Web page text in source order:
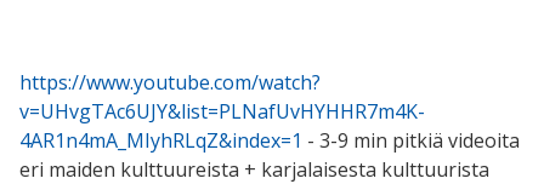
https://www.youtube.com/watch?
v=UHvgTAc6UJY&list=PLNafUvHYHHR7m4K-
4AR1n4mA_MIyhRLqZ&index=1 - 3-9 min pitkiä videoita
eri maiden kulttuureista + karjalaisesta kulttuurista